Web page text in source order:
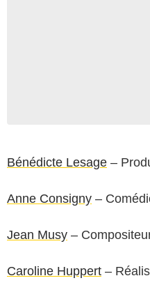
Bénédicte Lesage –
Anne Consigny –
Jean Musy –
Caroline Huppert –